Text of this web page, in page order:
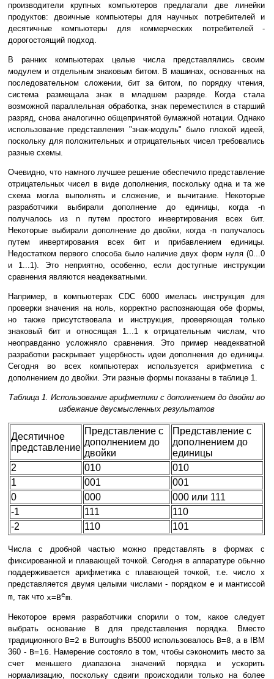
производители крупных компьютеров предлагали две линейки
продуктов: двоичные компьютеры для научных потребителей и
десятичные компьютеры для коммерческих потребителей -
дорогостоящий подход.
В ранних компьютерах целые числа представлялись своим
модулем и отдельным знаковым битом. В машинах, основанных на
последовательном сложении, бит за битом, по порядку чтения,
система размещала знак в младшем разряде. Когда стала
возможной параллельная обработка, знак переместился в старший
разряд, снова аналогично общепринятой бумажной нотации. Однако
использование представления "знак-модуль" было плохой идеей,
поскольку для положительных и отрицательных чисел требовались
разные схемы.
Очевидно, что намного лучшее решение обеспечило представление
отрицательных чисел в виде дополнения, поскольку одна и та же
схема могла выполнять и сложение, и вычитание. Некоторые
разработчики выбирали дополнение до единицы, когда -n
получалось из n путем простого инвертирования всех бит.
Некоторые выбирали дополнение до двойки, когда -n получалось
путем инвертирования всех бит и прибавлением единицы.
Недостатком первого способа было наличие двух форм нуля (0...0
и 1...1). Это неприятно, особенно, если доступные инструкции
сравнения являются неадекватными.
Например, в компьютерах CDC 6000 имелась инструкция для
проверки значения на ноль, корректно распознающая обе формы,
но также присутствовала и инструкция, проверяющая только
знаковый бит и относящая 1...1 к отрицательным числам, что
неоправданно усложняло сравнения. Это пример неадекватной
разработки раскрывает ущербность идеи дополнения до единицы.
Сегодня во всех компьютерах используется арифметика с
дополнением до двойки. Эти разные формы показаны в таблице 1.
Таблица 1. Использование арифметики с дополнением до двойки во
избежание двусмысленных результатов
Десятичное
представление
Представление с
дополнением до
двойки
Представление с
дополнением до
единицы
2
010
010
1
001
001
0
000
000 или 111
-1
111
110
-2
110 101
Числа с дробной частью можно представлять в формах с
фиксированной и плавающей точкой. Сегодня в аппаратуре обычно
поддерживается арифметика с плавающей точкой, т.е. число x
представляется двумя целыми числами - порядком e и мантиссой
m, так что x=Bem.
Некоторое время разработчики спорили о том, какое следует
выбрать основание Bдля представления порядка. Вместо
традиционного B=2 в Burroughs B5000 использовалось B=8 , а в IBM
360 - B=16 . Намерение состояло в том, чтобы сэкономить место за
счет меньшего диапазона значений порядка и ускорить
нормализацию, поскольку сдвиги происходили только на более